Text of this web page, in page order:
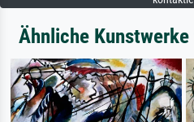
Ähnliche